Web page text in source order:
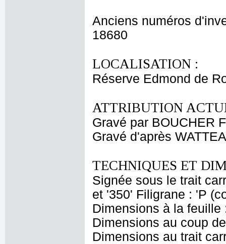
Anciens numéros
18680
LOCALISATION :
Réserve Edmond de
ATTRIBUTION
Gravé par BOUCHER
Gravé d'après
TECHNIQUES ET
Signée sous le trait
et '350' Filigrane : 'P
Dimensions à la
Dimensions au coup
Dimensions au trait